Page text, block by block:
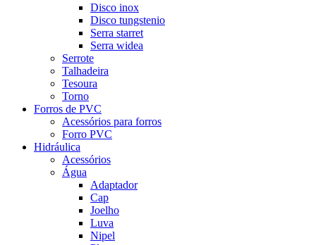
Disco inox
Disco tungstenio
Serra starret
Serra widea
Serrote
Talhadeira
Tesoura
Torno
Forros de PVC
Acessórios para forros
Forro PVC
Hidráulica
Acessórios
Água
Adaptador
Cap
Joelho
Luva
Nipel